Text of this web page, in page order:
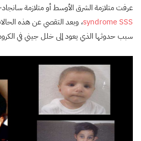
عرفت متلازمة الشرق الأوسط أو متلازمة
syndrome SSS، وبعد التقصي عن هذه
سبب حدوثها الذي يعود إلى خلل جيني في